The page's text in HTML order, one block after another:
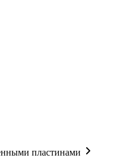
пластинами